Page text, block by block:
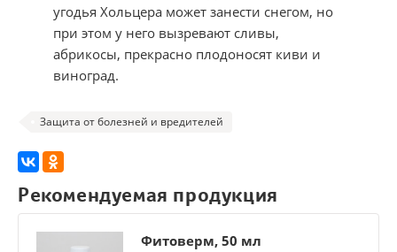
угодья Хольцера может занести снегом, но
при этом у него вызревают сливы,
абрикосы, прекрасно плодоносят киви и
виноград.
Защита от болезней и вредителей
Рекомендуемая продукция
Фитоверм, 50 мл